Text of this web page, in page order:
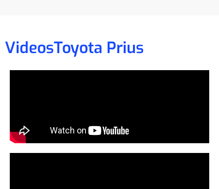
VideosToyota Prius